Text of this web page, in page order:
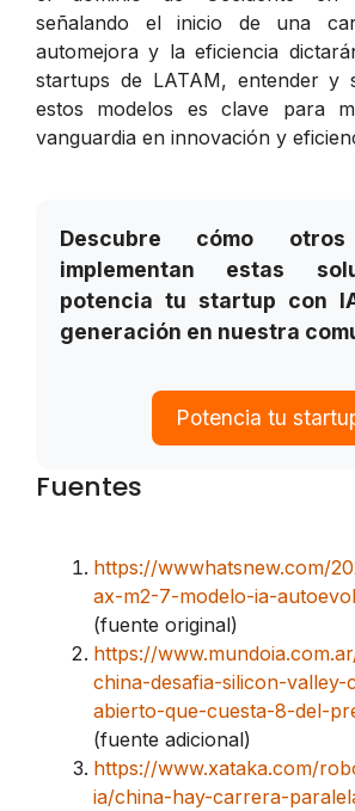
señalando el inicio de una
automejora y la eficiencia
startups de LATAM, entender y
estos modelos es clave para
vanguardia en innovación y
Descubre cómo
implementan estas
potencia tu startup con
generación en nuestra
Potencia tu
Fuentes
https://wwwhatsnew.com/
ax-m2-7-modelo-ia-
(fuente original)
https://
china-desafia-silicon-valley-
abierto-que-cuesta-8-del-
(fuente adicional)
https://www.xataka.com/
ia/china-hay-carrera-